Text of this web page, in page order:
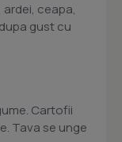
ceapa,
gust cu
Cartofii
Tava se unge